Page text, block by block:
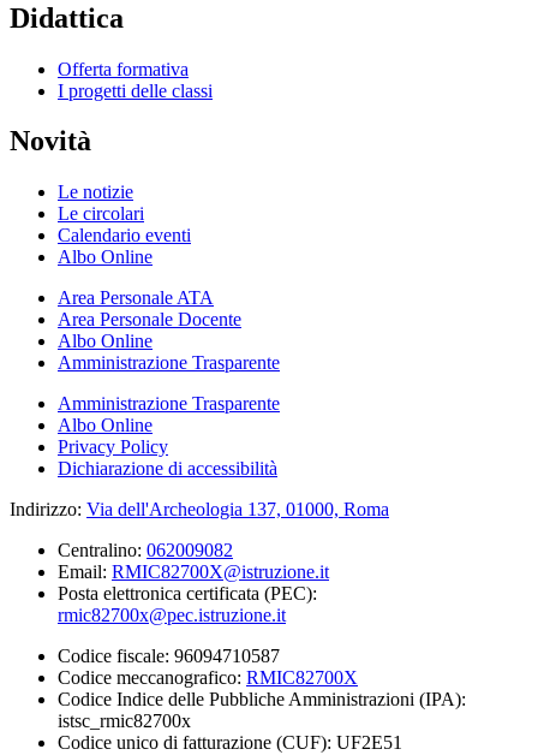
Didattica
Offerta formativa
I progetti delle classi
Novità
Le notizie
Le circolari
Calendario eventi
Albo Online
Area Personale ATA
Area Personale Docente
Albo Online
Amministrazione Trasparente
Amministrazione Trasparente
Albo Online
Privacy Policy
Dichiarazione di accessibilità
Indirizzo: Via dell'Archeologia 137, 01000, Roma
Centralino: 062009082
Email: RMIC82700X@istruzione.it
Posta elettronica certificata (PEC):
rmic82700x@pec.istruzione.it
Codice fiscale: 96094710587
Codice meccanografico: RMIC82700X
Codice Indice delle Pubbliche Amministrazioni (IPA):
istsc_rmic82700x
Codice unico di fatturazione (CUF): UF2E51